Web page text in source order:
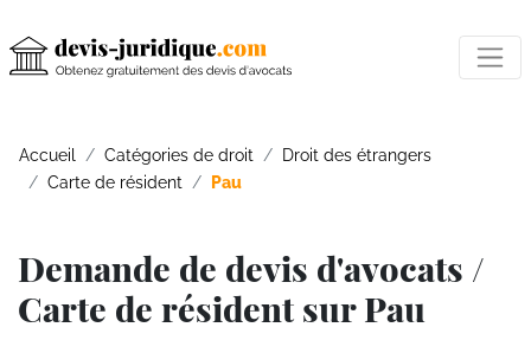
Accueil Catégories de droit
Droit des étrangers
Carte de résident
Pau
Demande de devis d'avocats /
Carte de résident sur Pau